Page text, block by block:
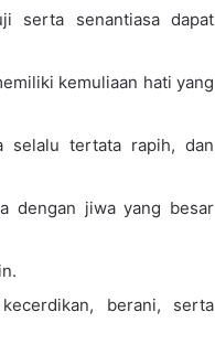
serta senantiasa dapat
kemuliaan hati yang
selalu tertata rapih, dan
dengan jiwa yang besar
berani, serta